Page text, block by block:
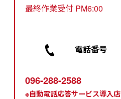
最終作業受付 PM6:00
電話番号
096-288-2588
※自動電話応答サービス導入店